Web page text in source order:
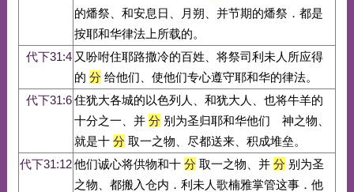
的燔祭、和安息日、月朔、并节期的燔祭．都是
按耶和华律法上所载的。
代下31:4 又吩咐住耶路撒冷的百姓、将祭司利未人所应得
的 分给他们、使他们专心遵守耶和华的律法。
代下31:6住犹大各城的以色列人、和犹大人、也将牛羊的
十分之一、并 分别为圣归耶和华他们 神之物、
就是十 分取一之物、尽都送来、积成堆垒。
代下31:12他们诚心将供物和十 分取一之物、并 分别为圣
之物、都搬入仓内．利未人歌楠雅掌管这事．他